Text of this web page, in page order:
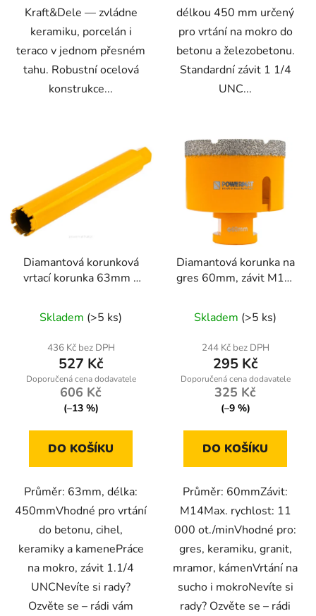
Kraft&Dele — zvládne
keramiku, porcelán i
teraco v jednom přesném
tahu. Robustní ocelová
konstrukce...
délkou 450 mm určený
pro vrtání na mokro do
betonu a železobetonu.
Standardní závit 1 1/4
UNC...
Diamantová korunková
vrtací korunka 63mm x
Skladem (>5 ks)
436 Kč bez DPH
527 Kč
606 Kč
(–13 %)
DO KOŠÍKU
Průměr: 63mm, délka:
450mmVhodné pro vrtání
do betonu, cihel,
keramiky a kamenePráce
na mokro, závit 1.1/4
UNCNevíte si rady?
Ozvěte se – rádi vám
Diamantová korunka na
gres 60mm, závit M14,
Skladem (>5 ks)
244 Kč bez DPH
295 Kč
325 Kč
(–9 %)
DO KOŠÍKU
Průměr: 60mmZávit:
M14Max. rychlost: 11
000 ot./minVhodné pro:
gres, keramiku, granit,
mramor, kámenVrtání na
sucho i mokroNevíte si
rady? Ozvěte se – rádi